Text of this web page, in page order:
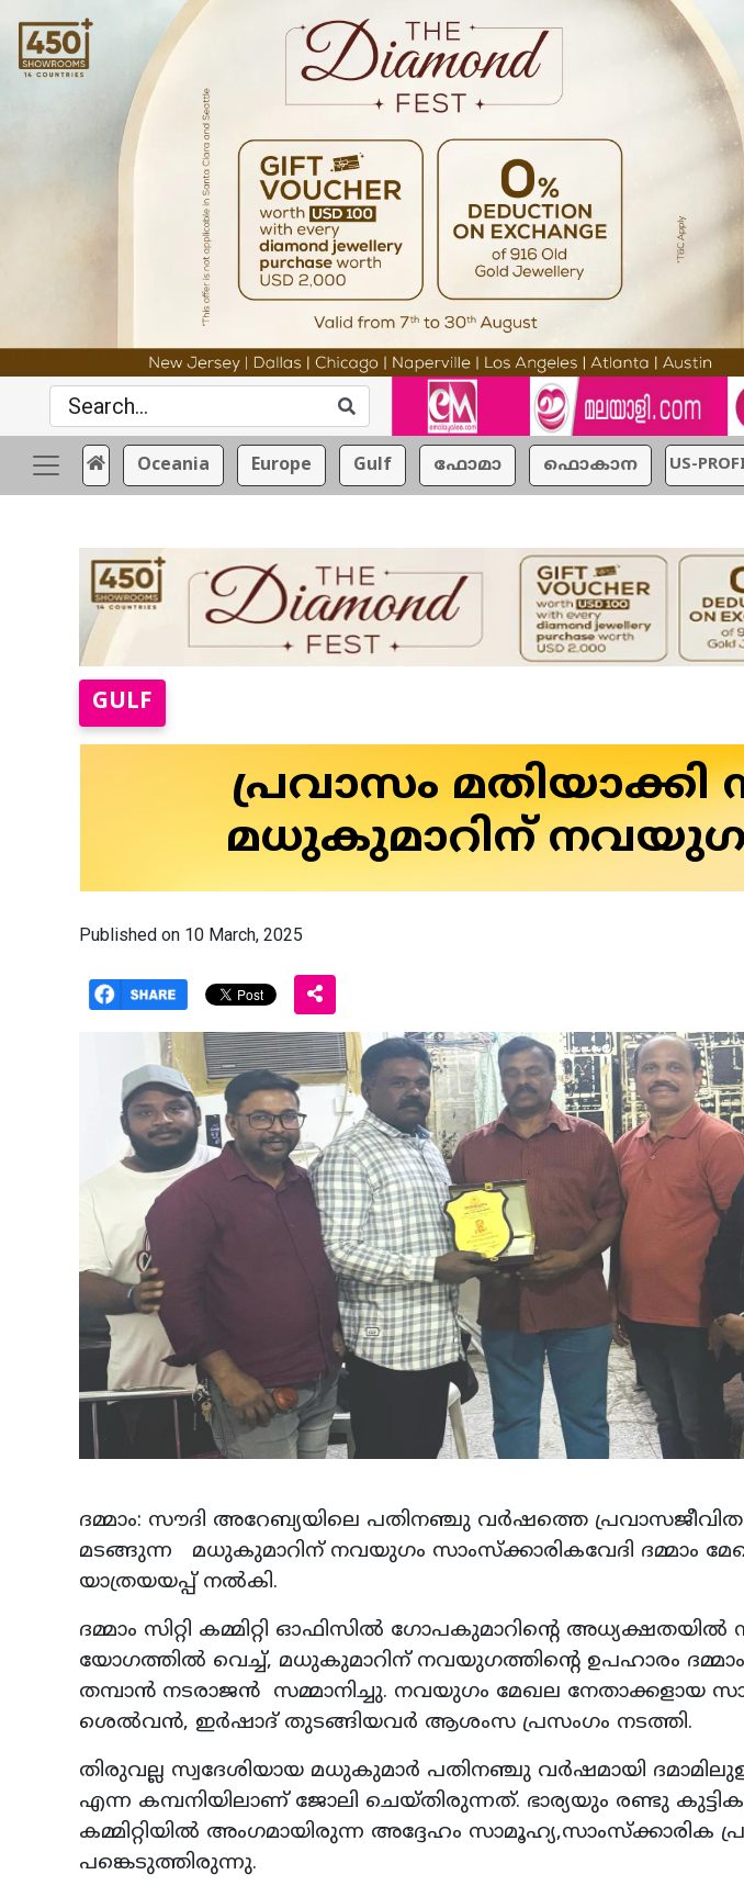
Oceania Europe Gulf ഫോമാ ഫൊകാന US-
GULF
പ്രവാസം മതിയാക്കി
മധുകുമാറിന്
Published on 10 March, 2025
ദമ്മാം: സൗദി അറേബ്യയിലെ പതിനഞ്ചു വര്‍ഷത്തെ പ്രവാസജീവിതം
മടങ്ങുന്ന മധുകുമാറിന് നവയുഗം സാംസ്‌ക്കാരികവേദി ദമ്മാം
യാത്രയയപ്പ് നല്‍കി.
ദമ്മാം സിറ്റി കമ്മിറ്റി ഓഫിസില്‍ ഗോപകുമാറിന്റെ അധ്യക്ഷതയില്‍
യോഗത്തില്‍ വെച്ച്, മധുകുമാറിന് നവയുഗത്തിന്റെ ഉപഹാരം ദമ്മാം
തമ്പാന്‍ നടരാജന്‍ സമ്മാനിച്ചു. നവയുഗം മേഖല നേതാക്കളായ
ശെല്‍വന്‍, ഇര്‍ഷാദ് തുടങ്ങിയവര്‍ ആശംസ പ്രസംഗം നടത്തി.
തിരുവല്ല സ്വദേശിയായ മധുകുമാര്‍ പതിനഞ്ചു വര്‍ഷമായി
എന്ന കമ്പനിയിലാണ് ജോലി ചെയ്തിരുന്നത്. ഭാര്യയും രണ്ടു
കമ്മിറ്റിയില്‍ അംഗമായിരുന്ന അദ്ദേഹം സാമൂഹ്യ,സാംസ്‌ക്കാരിക
പങ്കെടുത്തിരുന്നു.